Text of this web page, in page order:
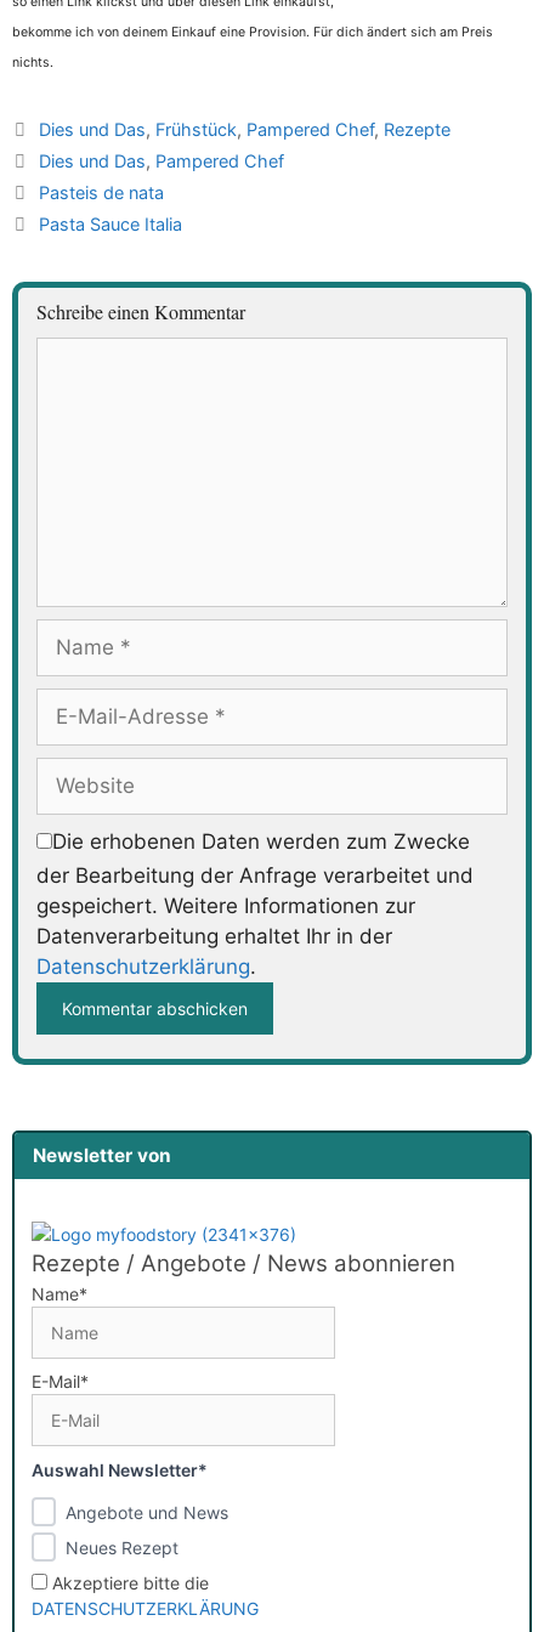
bekomme ich von deinem Einkauf eine Provision. Für dich ändert sich am Preis
nichts.
Kategorien
Dies und Das, Frühstück, Pampered Chef, Rezepte
Schlagwörter
Dies und Das, Pampered Chef
Pasteis de nata
Pasta Sauce Italia
Schreibe einen Kommentar
Mail-
Adresse
Die erhobenen Daten werden zum Zwecke
der Bearbeitung der Anfrage verarbeitet und
gespeichert. Weitere Informationen zur
Datenverarbeitung erhaltet Ihr in der
Datenschutzerklärung.
Newsletter von
Rezepte / Angebote / News abonnieren
Name*
E-Mail*
Auswahl Newsletter*
Angebote und News
Neues Rezept
Akzeptiere bitte die
DATENSCHUTZERKLÄRUNG